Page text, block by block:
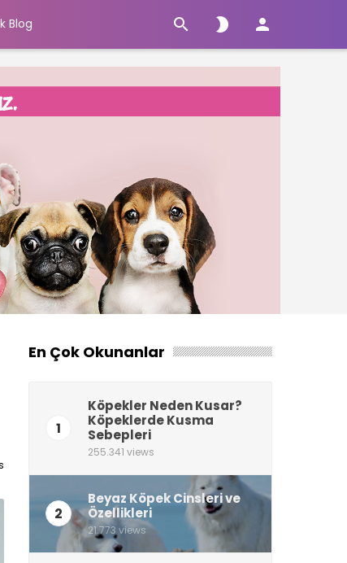
Blog   
En Çok Okunanlar
1
Köpekler Neden Kusar?
Köpeklerde Kusma
Sebepleri
255.341 views
2
Beyaz Köpek Cinsleri ve
Özellikleri
21.773 views